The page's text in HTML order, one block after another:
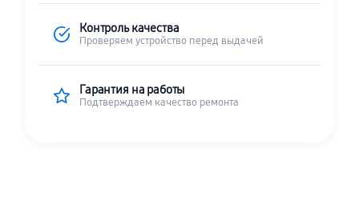
Контроль качества
Проверяем устройство перед выдачей
Гарантия на работы
Подтверждаем качество ремонта